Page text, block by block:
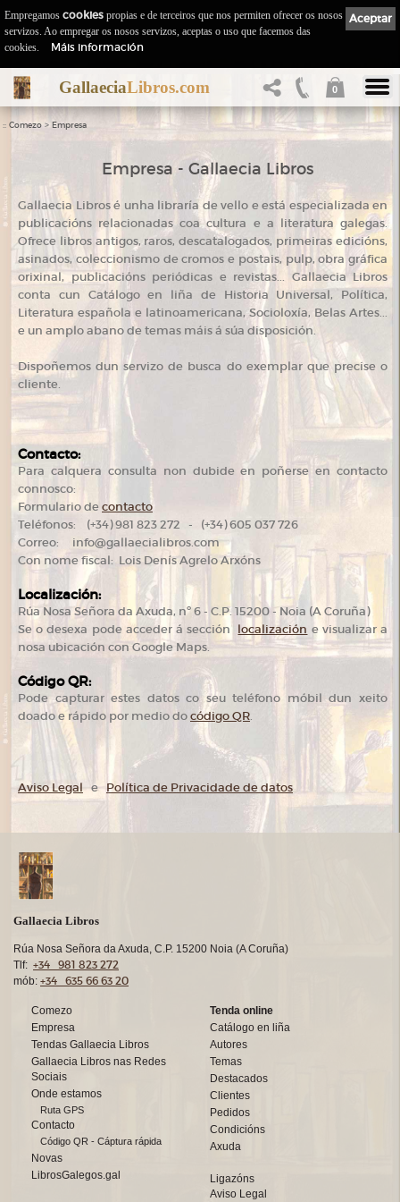
GallaeciaLibros.com 0
:: Comezo > Empresa
Empresa - Gallaecia Libros
Gallaecia Libros é unha libraría de vello e está especializada en
publicacións relacionadas coa cultura e a literatura galegas.
Ofrece libros antigos, raros, descatalogados, primeiras edicións,
asinados, coleccionismo de cromos e postais, pulp, obra gráfica
orixinal, publicacións periódicas e revistas... Gallaecia Libros
conta cun Catálogo en liña de Historia Universal, Política,
Literatura española e latinoamericana, Socioloxía, Belas Artes...
e un amplo abano de temas máis á súa disposición.
Dispoñemos dun servizo de busca do exemplar que precise o
cliente.
Contacto:
Para calquera consulta non dubide en poñerse en contacto
connosco:
Formulario decontacto
Teléfonos: (+34) 981 823 272 - (+34) 605 037 726
Correo: info@gallaecialibros.com
Con nome fiscal: Lois Denís Agrelo Arxóns
Localización:
Rúa Nosa Señora da Axuda, nº 6 - C.P. 15200 - Noia (A Coruña)
Se o desexa pode acceder á sección localización e visualizar a
nosa ubicación con Google Maps.
Código QR:
Pode capturar estes datos co seu teléfono móbil dun xeito
doado e rápido por medio docódigo QR.
Aviso Legale Política de Privacidade de datos
Gallaecia Libros
Rúa Nosa Señora da Axuda, C.P. 15200 Noia (A Coruña)
Tlf: +34 981 823 272
mób: +34 635 66 63 20
Comezo
Empresa
Tendas Gallaecia Libros
Gallaecia Libros nas Redes
Sociais
Onde estamos
Ruta GPS
Contacto
Código QR - Cáptura rápida
Novas
LibrosGalegos.gal
Tenda online
Catálogo en liña
Autores
Temas
Destacados
Clientes
Pedidos
Condicións
Axuda
Ligazóns
Aviso Legal
Aceptar
Empregamos cookies propias e de terceiros que nos permiten ofrecer os nosos
servizos. Ao empregar os nosos servizos, aceptas o uso que facemos das
cookies.
Máis información